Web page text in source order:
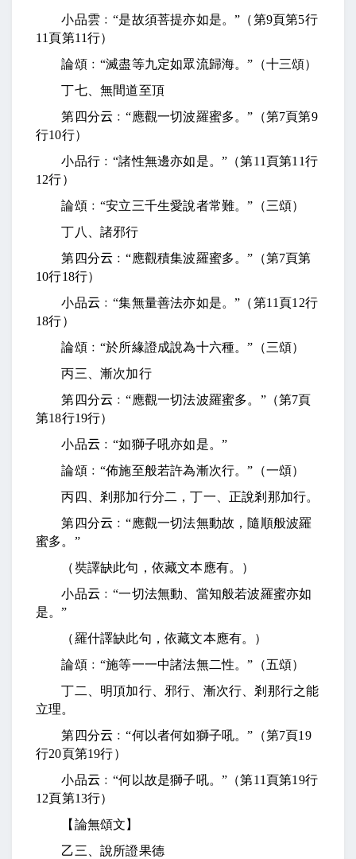
小品雲﹕“是故須菩提亦如是。”（第9頁第5行
11 頁第11行）
論頌﹕“滅盡等九定如眾流歸海。”（十三頌）
丁七、無間道至頂
第四分云 ﹕“應觀一切波羅蜜多。”（第7頁第9
行10行）
小品行﹕“諸性無邊亦如是。”（第11 頁第11行
12行）
論頌﹕“安立三千生愛說者常難。”（三頌）
丁八、諸邪行
第四分云 ﹕“應觀積集波羅蜜多。”（第7頁第
10行18行）
小品云 ﹕“集無量善法亦如是。”（第11 頁12行
18行）
論頌﹕“於所緣證成說為十六種。”（三頌）
丙三、漸次加行
第四分云 ﹕“應觀一切法波羅蜜多。”（第7頁
第18行19行）
小品云 ﹕“如獅子吼亦如是。”
論頌﹕“佈施至般若許為漸次行。”（一頌）
丙四、剎那加行分二，丁一、正說剎那加行。
第四分云 ﹕“應觀一切法無動故，隨順般波羅
蜜多。”
（奘譯缺此句，依藏文本應有。）
小品云 ﹕“一切法無動、當知般若波羅蜜亦如
是。”
（羅什譯缺此句，依藏文本應有。）
論頌﹕“施等一一中諸法無二性。”（五頌）
丁二、明頂加行、邪行、漸次行、剎那行之能
立理。
第四分云 ﹕“何以者何如獅子吼。”（第7頁19
行20頁第19行）
小品云 ﹕“何以故是獅子吼。”（第11 頁第19行
12頁第13行）
【論無頌文】
乙三、說所證果德